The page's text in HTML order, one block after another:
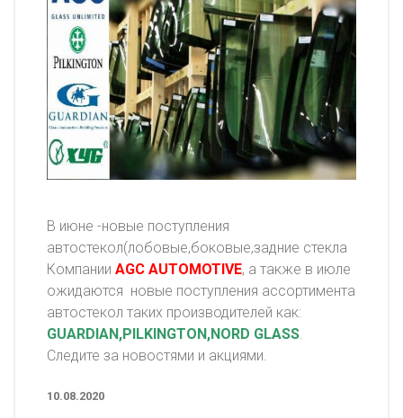
В июне -новые поступления
автостекол(лобовые,боковые,задние стекла
Компании AGC AUTOMOTIVE, a также в июле
ожидаются новые поступления ассортимента
автостекол таких производителей как:
GUARDIAN,PILKINGTON,NORD GLASS
Следите за новостями и акциями.
10.08.2020